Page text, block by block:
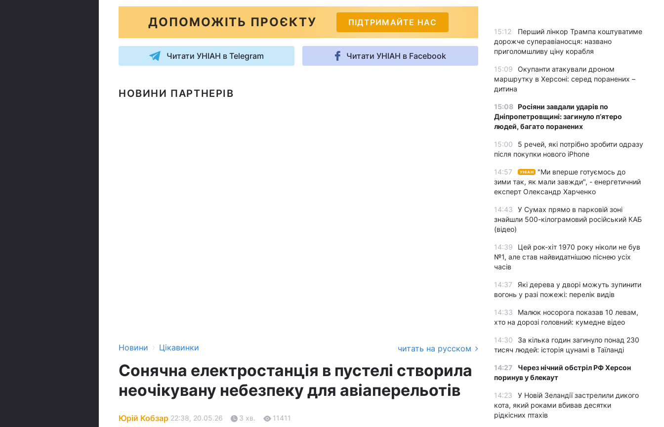
ДОПОМОЖІТЬ ПРОЄКТУ ПІДТРИМАЙТЕ НАС
Читати УНІАН в Telegram Читати УНІАН в Facebook
НОВИНИ ПАРТНЕРІВ
Новини › Цікавинки читать на русском
Сонячна електростанція в пустелі створила
неочікувану небезпеку для авіаперельотів
Юрій Кобзар 22:38, 20.05.26 3 хв. 11411
15:12
Перший лінкор Трампа коштуватиме
дорожче суперавіаносця: названо
приголомшливу ціну корабля
15:09
Окупанти атакували дроном
маршрутку в Херсоні: серед поранених –
дитина
15:08 Росіяни завдали ударів по
Дніпропетровщині: загинуло пʼятеро
людей, багато поранених
15:00
5 речей, які потрібно зробити одразу
після покупки нового iPhone
14:57 УНІАН
"Ми вперше готуємось до
зими так, як мали завжди", - енергетичний
експерт Олександр Харченко
14:43
У Сумах прямо в парковій зоні
знайшли 500-кілограмовий російський КАБ
(відео)
14:39
Цей рок-хіт 1970 року ніколи не був
№1, але став найвидатнішою піснею усіх
часів
14:37
Які дерева у дворі можуть зупинити
вогонь у разі пожежі: перелік видів
14:33
Малюк носорога показав 10 левам,
хто на дорозі головний: кумедне відео
14:30
За кілька годин загинуло понад 230
тисяч людей: історія цунамі в Таїланді
14:27
Через нічний обстріл РФ Херсон
поринув у блекаут
14:23
У Новій Зеландії застрелили дикого
кота, який роками вбивав десятки
рідкісних птахів